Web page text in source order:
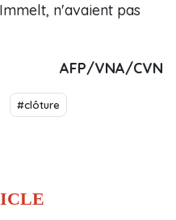
n'avaient pas
AFP/VNA/CVN
#clôture